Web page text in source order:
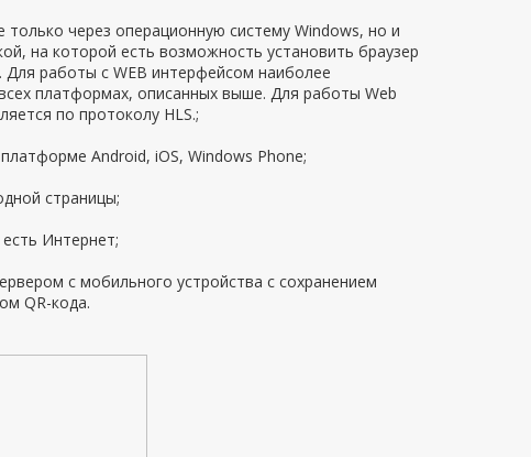
через операционную систему Windows, но и
на которой есть возможность установить браузер
Для работы с WEB интерфейсом наиболее
платформах, описанных выше. Для работы Web
по протоколу HLS.;
Android, iOS, Windows Phone;
страницы;
Интернет;
с мобильного устройства с сохранением
QR-кода.